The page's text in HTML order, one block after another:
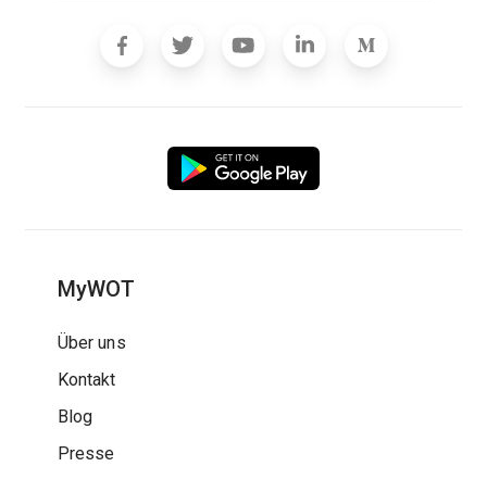
MyWOT
Über uns
Kontakt
Blog
Presse